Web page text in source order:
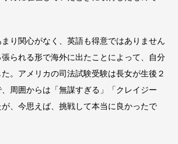
り関心がなく、英語も得意ではありません
られる形で海外に出たことによって、自分
。アメリカの司法試験受験は長女が生後２
周囲からは「無謀すぎる」「クレイジー
、今思えば、挑戦して本当に良かったで